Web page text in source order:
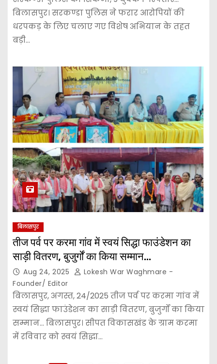
बिलासपुर। सरकण्डा पुलिस ने फरार आरोपियों की
धरपकड़ के लिए चलाए गए विशेष अभियान के तहत
बड़ी…
बिलासपुर
तीज पर्व पर करमा गांव में स्वयं सिद्धा फाउंडेशन का
साड़ी वितरण, बुजुर्गों का किया सम्मान…
Aug 24, 2025
Lokesh War Waghmare -
Founder/ Editor
बिलासपुर, अगस्त, 24/2025 तीज पर्व पर करमा गांव में
स्वयं सिद्धा फाउंडेशन का साड़ी वितरण, बुजुर्गों का किया
सम्मान… बिलासपुर। सीपत विकासखंड के ग्राम करमा
में रविवार को स्वयं सिद्धा…